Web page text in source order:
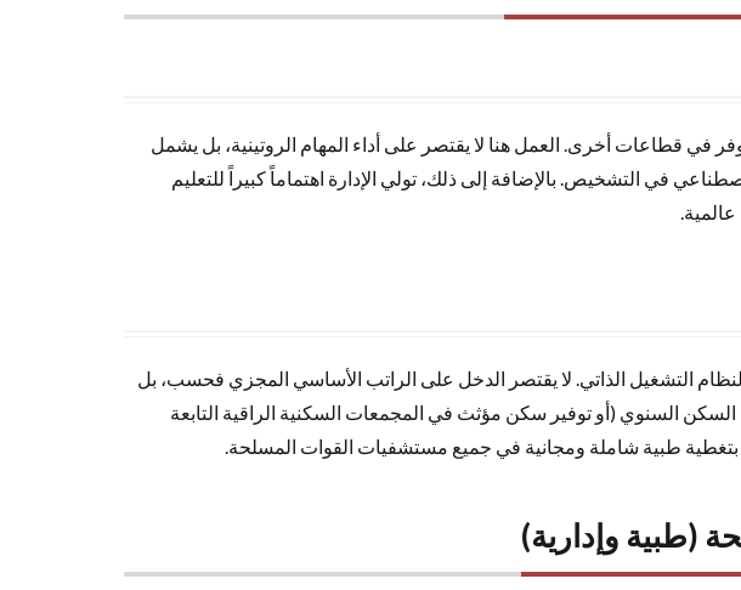
في قطاعات أخرى. العمل هنا لا يقتصر على أداء المهام الروتينية، بل يشمل
في التشخيص. بالإضافة إلى ذلك، تولي الإدارة اهتماماً كبيراً للتعليم
التشغيل الذاتي. لا يقتصر الدخل على الراتب الأساسي المجزي فحسب، بل
السنوي (أو توفير سكن مؤثث في المجمعات السكنية الراقية التابعة
بتغطية طبية شاملة ومجانية في جميع مستشفيات القوات المسلحة.
(طبية وإدارية)